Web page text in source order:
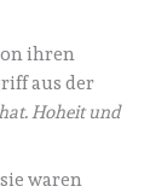
ihren
aus der
Hoheit und
waren